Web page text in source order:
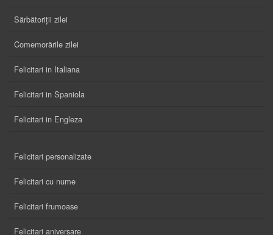
Sărbătoriții zilei
Comemorările zilei
Felicitari in Italiana
Felicitari in Spaniola
Felicitari in Engleza
Felicitari personalizate
Felicitari cu nume
Felicitari frumoase
Felicitari aniversare